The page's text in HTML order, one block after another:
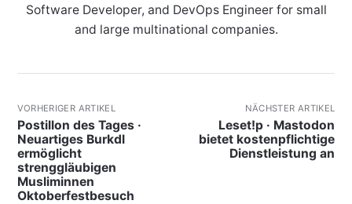
Software Developer, and DevOps Engineer for small
and large multinational companies.
VORHERIGER ARTIKEL
Postillon des Tages ·
Neuartiges Burkdl
ermöglicht
strenggläubigen
Musliminnen
Oktoberfestbesuch
NÄCHSTER ARTIKEL
Leset!p · Mastodon
bietet kostenpflichtige
Dienstleistung an